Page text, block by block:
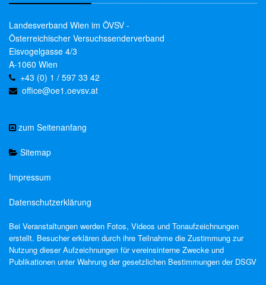
Landesverband Wien im ÖVSV -
Österreichischer Versuchssenderverband
Eisvogelgasse 4/3
A-1060 Wien
+43 (0) 1 / 597 33 42
office@oe1.oevsv.at
zum Seitenanfang
Sitemap
Impressum
Datenschutzerklärung
Bei Veranstaltungen werden Fotos, Videos und Tonaufzeichnungen
erstellt. Besucher erklären durch ihre Teilnahme die Zustimmung zur
Nutzung dieser Aufzeichnungen für vereinsinterne Zwecke und
Publikationen unter Wahrung der gesetzlichen Bestimmungen der DSGV